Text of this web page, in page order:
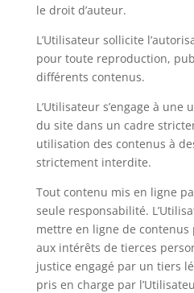
le droit d’auteur.
L’Utilisateur sollicite
pour toute reproduction,
différents contenus.
L’Utilisateur s’engage à
du site dans un cadre
utilisation des contenus à
strictement interdite.
Tout contenu mis en ligne
seule responsabilité.
mettre en ligne de
aux intérêts de tierces
justice engagé par un tiers
pris en charge par